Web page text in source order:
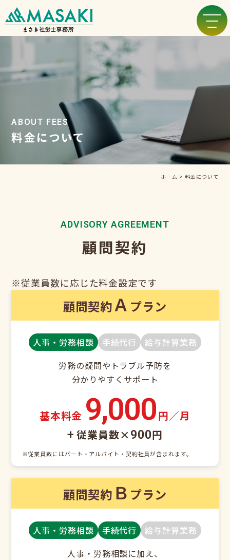
ABOUT FEES
料金について
ホーム > 料金について
ADVISORY AGREEMENT
顧問契約
※従業員数に応じた料金設定です
顧問契約Ａ プラン
人事・労務相談 手続代行
給与計算業務
労務の疑問やトラブル予防を
分かりやすくサポート
基本料金 9,000円／月
+ 従業員数×900円
※従業員数にはパート・アルバイト・契約社員が含まれます。
顧問契約 Ｂ プラン
人事・労務相談 手続代行
給与計算業務
人事・労務相談に加え、